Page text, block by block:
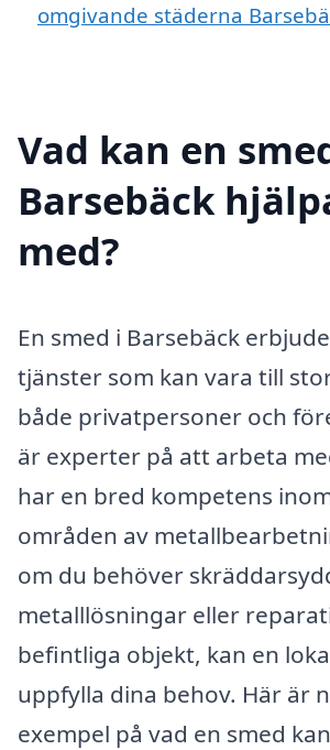
omgivande städerna
Vad kan en
Barsebäck
med?
En smed i Barsebäck
tjänster som kan vara till
både privatpersoner och
är experter på att arbeta
har en bred kompetens
områden av
om du behöver
metalllösningar eller
befintliga objekt, kan en
uppfylla dina behov. Här är
exempel på vad en smed